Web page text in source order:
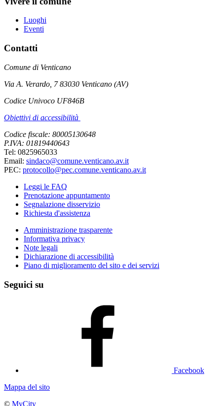
Luoghi
Eventi
Contatti
Comune di Venticano
Via A. Verardo, 7 83030 Venticano (AV)
Codice Univoco UF846B
Obiettivi di accessibilità
Codice fiscale: 80005130648
P.IVA: 01819440643
Tel: 0825965033
Email: sindaco@comune.venticano.av.it
PEC: protocollo@pec.comune.venticano.av.it
Leggi le FAQ
Prenotazione appuntamento
Segnalazione disservizio
Richiesta d'assistenza
Amministrazione trasparente
Informativa privacy
Note legali
Dichiarazione di accessibilità
Piano di miglioramento del sito e dei servizi
Seguici su
Facebook
Mappa del sito
© MyCity